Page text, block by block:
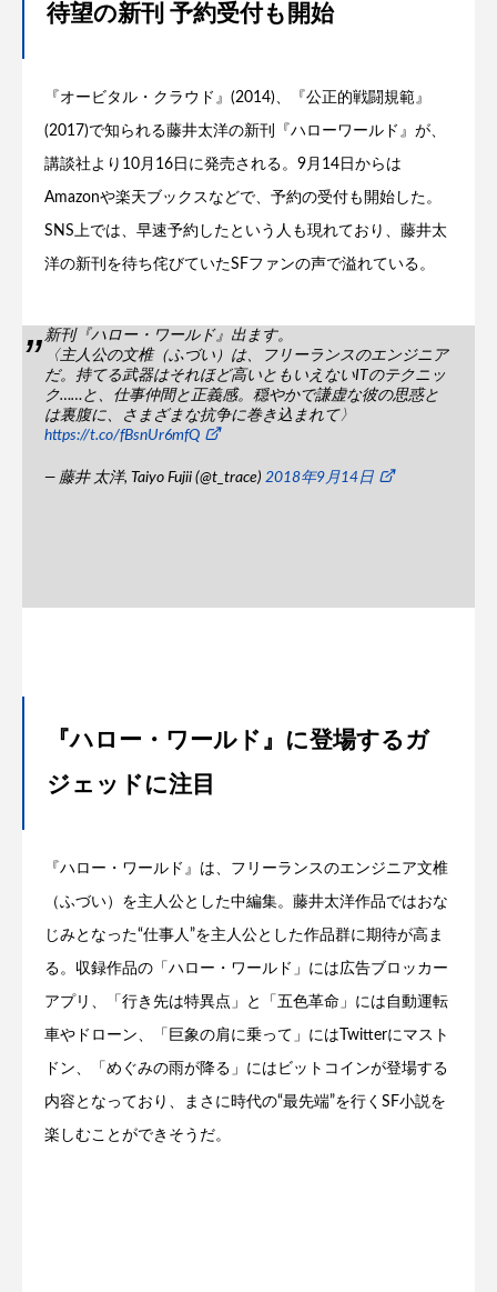
待望の新刊 予約受付も開始
『オービタル・クラウド』(2014)、『公正的戦闘規範』
(2017)で知られる藤井太洋の新刊『ハローワールド』が、
講談社より10月16日に発売される。9月14日からは
Amazonや楽天ブックスなどで、予約の受付も開始した。
SNS上では、早速予約したという人も現れており、藤井太
洋の新刊を待ち侘びていたSFファンの声で溢れている。
新刊『ハロー・ワールド』出ます。
〈主人公の文椎（ふづい）は、フリーランスのエンジニア
だ。持てる武器はそれほど高いともいえないITのテクニッ
ク……と、仕事仲間と正義感。穏やかで謙虚な彼の思惑と
は裏腹に、さまざまな抗争に巻き込まれて〉
https://t.co/fBsnUr6mfQ
— 藤井 太洋, Taiyo Fujii (@t_trace) 2018年9月14日
『ハロー・ワールド』に登場するガ
ジェッドに注目
『ハロー・ワールド』は、フリーランスのエンジニア文椎
（ふづい）を主人公とした中編集。藤井太洋作品ではおな
じみとなった“仕事人”を主人公とした作品群に期待が高ま
る。収録作品の「ハロー・ワールド」には広告ブロッカー
アプリ、「行き先は特異点」と「五色革命」には自動運転
車やドローン、「巨象の肩に乗って」にはTwitterにマスト
ドン、「めぐみの雨が降る」にはビットコインが登場する
内容となっており、まさに時代の“最先端”を行くSF小説を
楽しむことができそうだ。